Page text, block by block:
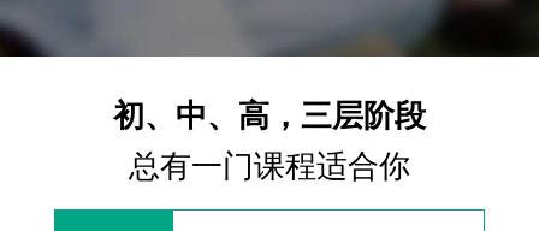
初、中、高，三层阶段
总有一门课程适合你